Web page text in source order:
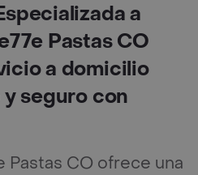
a
Pastas CO
a domicilio
seguro con
Pastas CO ofrece una